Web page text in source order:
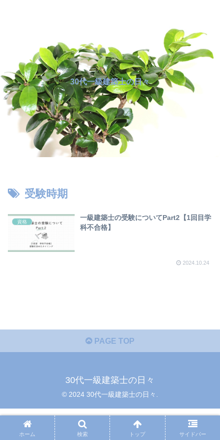
30代一級建築士の日々
受験時期
資格
一級建築士の受験についてPart2【1回目学
科不合格】
2024.10.24
PAGE TOP
30代一級建築士の日々
© 2024 30代一級建築士の日々.
ホーム 検索 トップ サイドバー